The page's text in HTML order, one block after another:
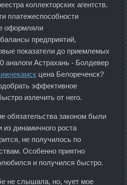
коллекторских агентств.
платежеспособности
оформляли
предприятий,
показатели до приемлемых
аналоги Астрахань - Болдевер
цена Белореченск?
эффективное
излечить от него.
обязательства законом были
динамичного роста
не получилось по
Особенно приятно
и получился быстро.
не слышала, но, чует мое